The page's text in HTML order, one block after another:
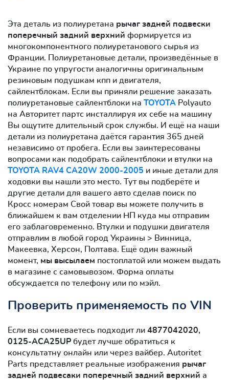
Эта деталь из полиуретана рычаг задней подвески
поперечный задний верхний формируется из
многокомпонентного полиуретанового сырья из
Франции. Полиуретановые детали, произведённые в
Украине по упругости аналогичны оригинальным
резиновым подушкам кпп и двигателя,
сайлентблокам. Если вы приняли решение заказать
полиуретановые сайлентблоки на TOYOTA Polyauto
на Авторитет партс инсталлируя их себе на машину
Вы ощутите длительный срок службы. И ещё на наши
детали из полиуретана даётся гарантия 365 дней
независимо от пробега. Если вы заинтересованы
вопросами как подобрать сайлентблоки и втулки на
TOYOTA RAV4 CA20W 2000-2005 и иные детали для
ходовки вы нашли это место. Тут вы подберёте и
другие детали для вашего авто сделав поиск по
Кросс номерам Свой товар вы можете получить в
ближайшем к вам отделении НП куда мы отправим
его заблаговременно. Втулки и подушки двигателя
отправлим в любой город Украины > Винница,
Макеевка, Херсон, Полтава. Ещё один важный
момент, мы высылаем постоплатой или можем выдать
в магазине с самовывозом. Форма оплаты
обсуждается по телефону или по мэйл.
Проверить применяемость по VIN
Если вы сомневаетесь подходит ли 4877042020,
0125-ACA25UP будет лучше обратиться к
консультатну онлайн или через вайбер. Autoritet
Parts представляет реальные изображения рычаг
задней подвесаки поперечный задний верхний а